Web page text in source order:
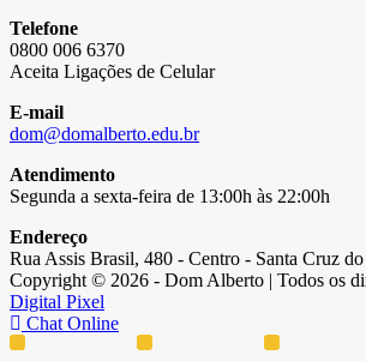
Telefone
0800 006 6370
Aceita Ligações de Celular
E-mail
dom@domalberto.edu.br
Atendimento
Segunda a sexta-feira de 13:00h às 22:00h
Endereço
Rua Assis Brasil, 480 - Centro - Santa Cruz
Copyright © 2026 - Dom Alberto | Todos os
Digital Pixel
Chat Online